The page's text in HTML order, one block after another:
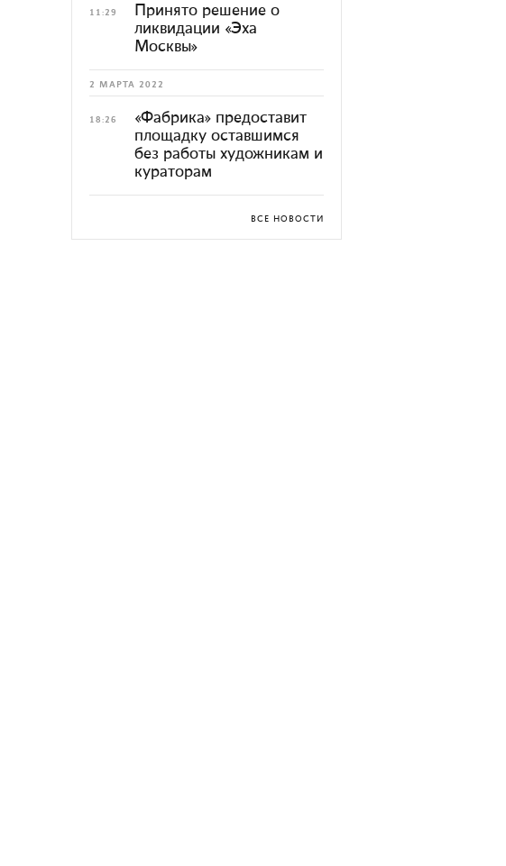
11:29
Принято решение о
ликвидации «Эха
Москвы»
2 МАРТА 2022
18:26
«Фабрика» предоставит
площадку оставшимся
без работы художникам и
кураторам
ВСЕ НОВОСТИ